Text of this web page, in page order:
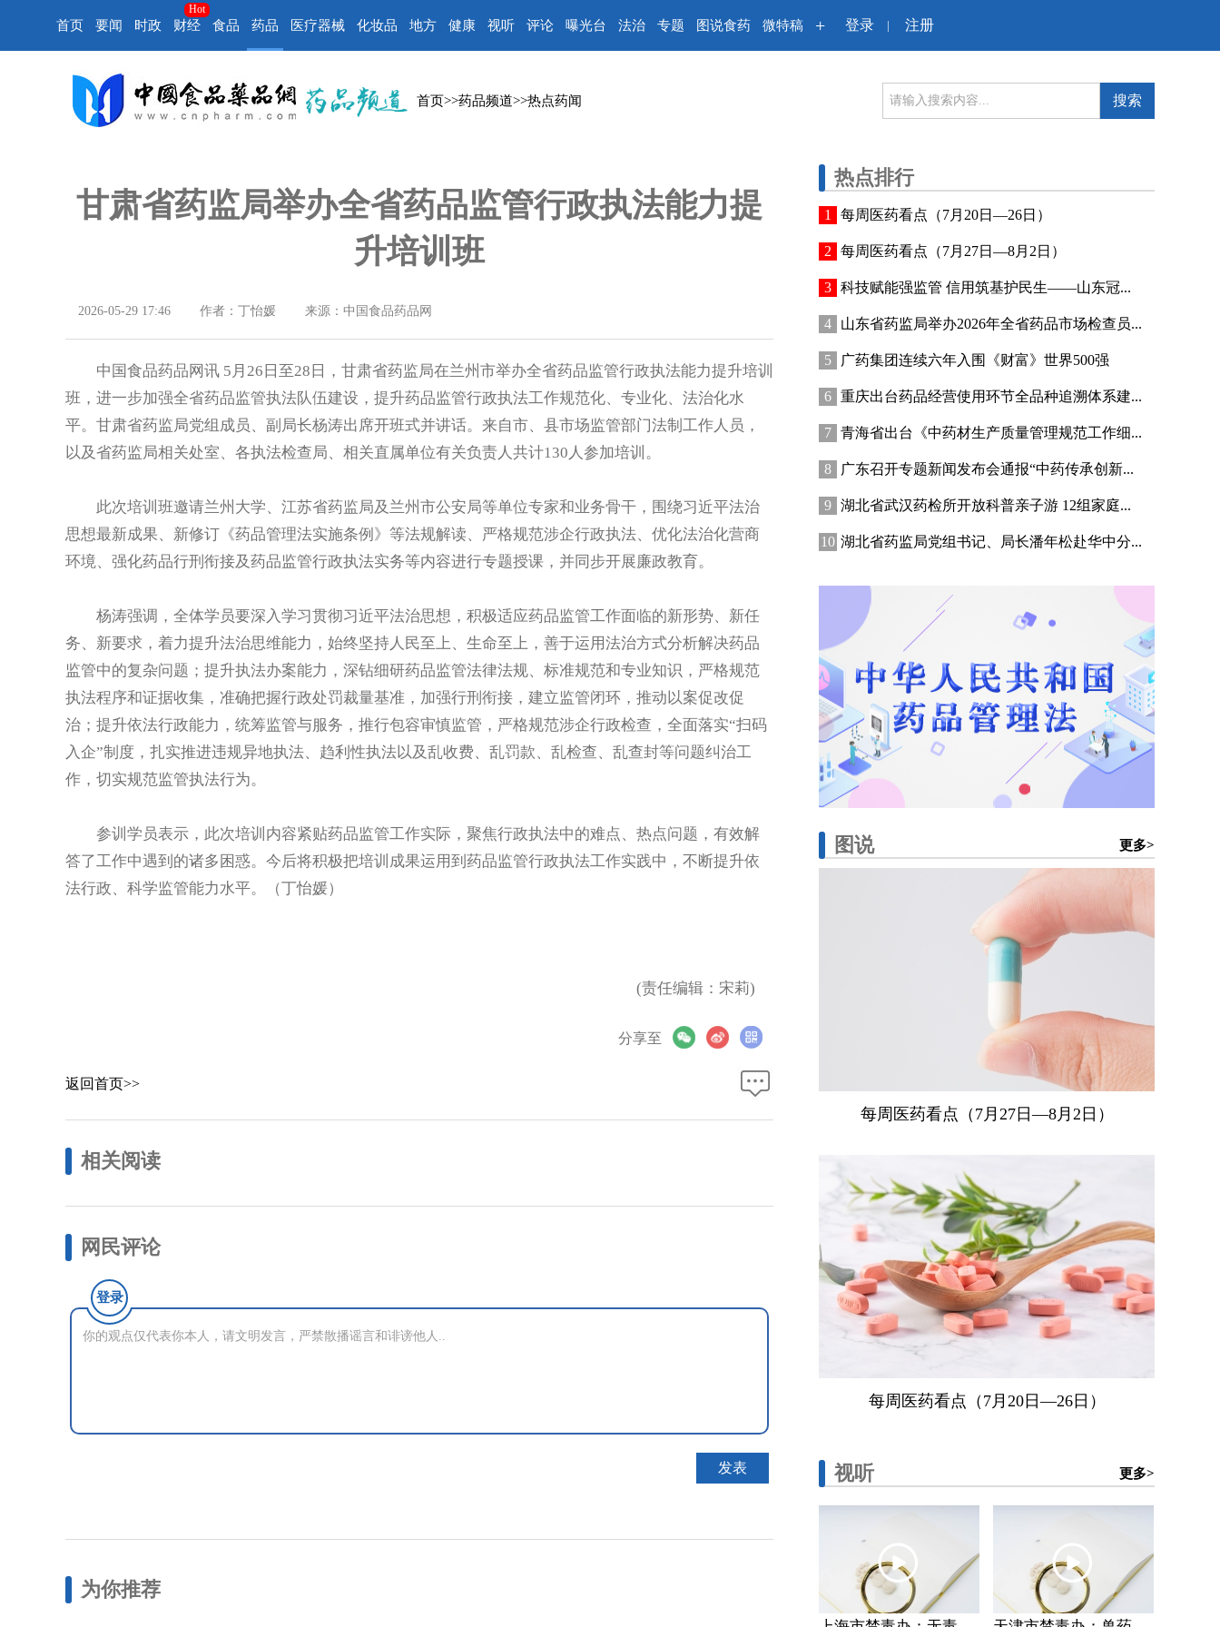
首页 要闻 时政 财经
Hot
食品 药品 医疗器械 化妆品 地方 健康 视听 评论 曝光台 法治 专题 图说食药 微特稿 + 登录 | 注册
首页>>药品频道>>热点药闻 搜索
甘肃省药监局举办全省药品监管行政执法能力提
升培训班
2026-05-29 17:46 作者：丁怡媛 来源：中国食品药品网
中国食品药品网讯 5月26日至28日，甘肃省药监局在兰州市举办全省药品监管行政执法能力提升培训
班，进一步加强全省药品监管执法队伍建设，提升药品监管行政执法工作规范化、专业化、法治化水
平。甘肃省药监局党组成员、副局长杨涛出席开班式并讲话。来自市、县市场监管部门法制工作人员，
以及省药监局相关处室、各执法检查局、相关直属单位有关负责人共计130人参加培训。
此次培训班邀请兰州大学、江苏省药监局及兰州市公安局等单位专家和业务骨干，围绕习近平法治
思想最新成果、新修订《药品管理法实施条例》等法规解读、严格规范涉企行政执法、优化法治化营商
环境、强化药品行刑衔接及药品监管行政执法实务等内容进行专题授课，并同步开展廉政教育。
杨涛强调，全体学员要深入学习贯彻习近平法治思想，积极适应药品监管工作面临的新形势、新任
务、新要求，着力提升法治思维能力，始终坚持人民至上、生命至上，善于运用法治方式分析解决药品
监管中的复杂问题；提升执法办案能力，深钻细研药品监管法律法规、标准规范和专业知识，严格规范
执法程序和证据收集，准确把握行政处罚裁量基准，加强行刑衔接，建立监管闭环，推动以案促改促
治；提升依法行政能力，统筹监管与服务，推行包容审慎监管，严格规范涉企行政检查，全面落实“扫码
入企”制度，扎实推进违规异地执法、趋利性执法以及乱收费、乱罚款、乱检查、乱查封等问题纠治工
作，切实规范监管执法行为。
参训学员表示，此次培训内容紧贴药品监管工作实际，聚焦行政执法中的难点、热点问题，有效解
答了工作中遇到的诸多困惑。今后将积极把培训成果运用到药品监管行政执法工作实践中，不断提升依
法行政、科学监管能力水平。（丁怡媛）
(责任编辑：宋莉)
分享至
返回首页>>
相关阅读
网民评论
登录
为你推荐
热点排行
每周医药看点（7月20日—26日）
每周医药看点（7月27日—8月2日）
科技赋能强监管 信用筑基护民生——山东冠...
山东省药监局举办2026年全省药品市场检查员...
广药集团连续六年入围《财富》世界500强
重庆出台药品经营使用环节全品种追溯体系建...
青海省出台《中药材生产质量管理规范工作细...
广东召开专题新闻发布会通报“中药传承创新...
湖北省武汉药检所开放科普亲子游 12组家庭...
湖北省药监局党组书记、局长潘年松赴华中分...
图说 更多>
每周医药看点（7月27日—8月2日）
每周医药看点（7月20日—26日）
视听 更多>